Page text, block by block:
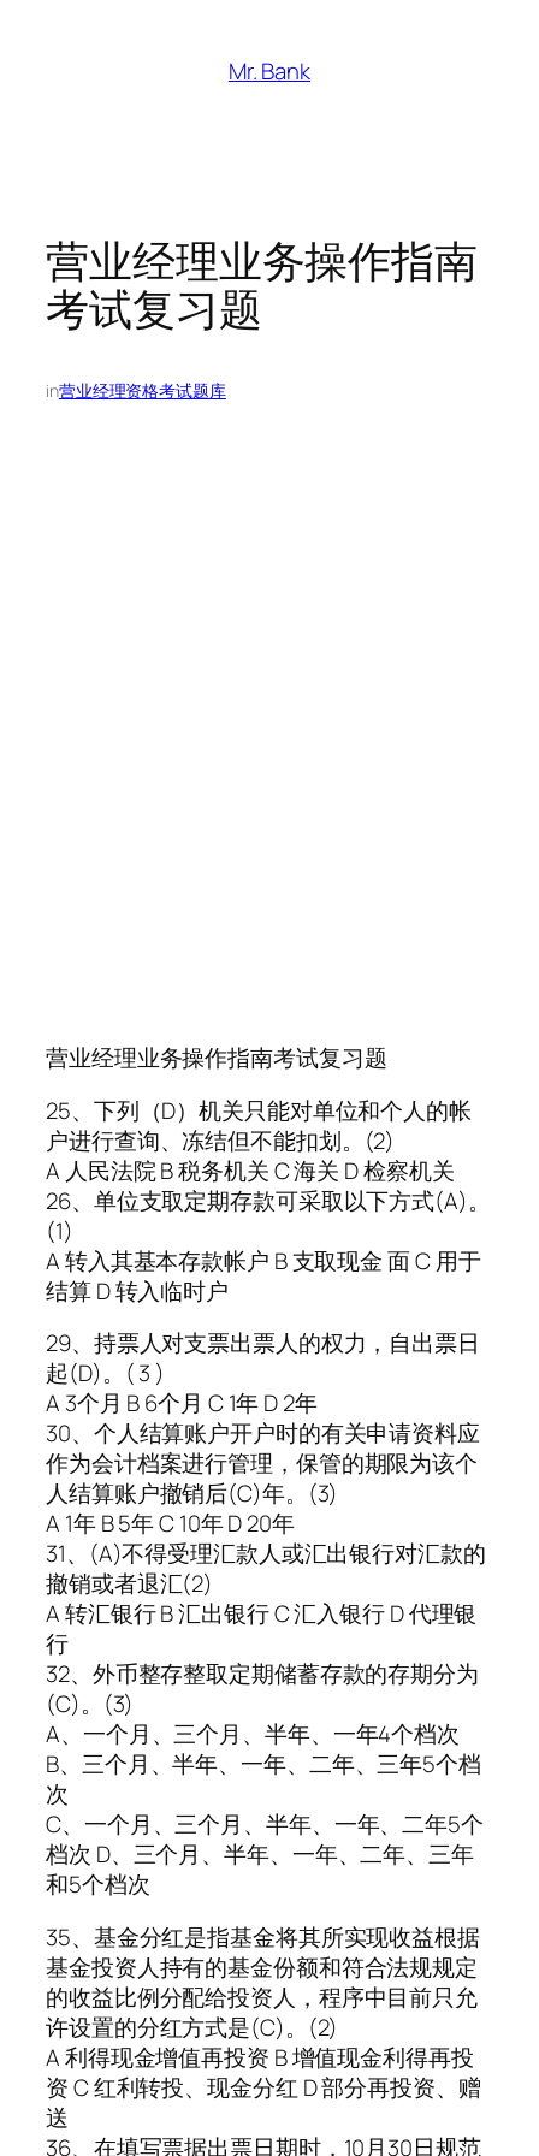
Mr. Bank
营业经理业务操作指南
考试复习题
in营业经理资格考试题库
营业经理业务操作指南考试复习题
25、下列（D）机关只能对单位和个人的帐
户进行查询、冻结但不能扣划。(2)
A 人民法院 B 税务机关 C 海关 D 检察机关
26、单位支取定期存款可采取以下方式(A)。
(1)
A 转入其基本存款帐户 B 支取现金 面 C 用于
结算 D 转入临时户
29、持票人对支票出票人的权力，自出票日
起(D)。( 3 )
A 3个月 B 6个月 C 1年 D 2年
30、个人结算账户开户时的有关申请资料应
作为会计档案进行管理，保管的期限为该个
人结算账户撤销后(C)年。(3)
A 1年 B 5年 C 10年 D 20年
31、(A)不得受理汇款人或汇出银行对汇款的
撤销或者退汇(2)
A 转汇银行 B 汇出银行 C 汇入银行 D 代理银
行
32、外币整存整取定期储蓄存款的存期分为
(C)。(3)
A、一个月、三个月、半年、一年4个档次
B、三个月、半年、一年、二年、三年5个档
次
C、一个月、三个月、半年、一年、二年5个
档次 D、三个月、半年、一年、二年、三年
和5个档次
35、基金分红是指基金将其所实现收益根据
基金投资人持有的基金份额和符合法规规定
的收益比例分配给投资人，程序中目前只允
许设置的分红方式是(C)。(2)
A 利得现金增值再投资 B 增值现金利得再投
资 C 红利转投、现金分红 D 部分再投资、赠
送
36、在填写票据出票日期时，10月30日规范